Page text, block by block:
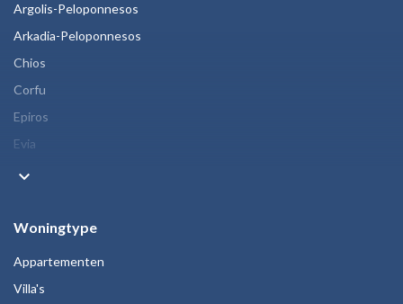
Argolis-Peloponnesos
Arkadia-Peloponnesos
Chios
Corfu
Epiros
Evia
keyboard_arrow_down
Woningtype
Appartementen
Villa's